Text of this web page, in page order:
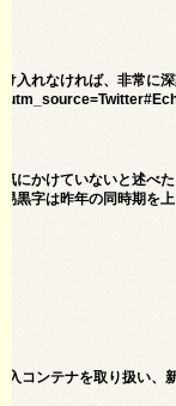
入れなければ、非常に
にかけていないと述べ
黒字は昨年の同時期を
コンテナを取り扱い